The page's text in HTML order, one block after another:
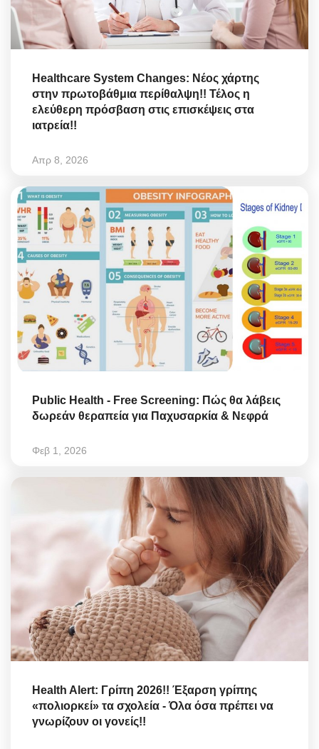
Healthcare System Changes: Νέος χάρτης
στην πρωτοβάθμια περίθαλψη!! Τέλος η
ελεύθερη πρόσβαση στις επισκέψεις στα
ιατρεία!!
Απρ 8, 2026
Public Health - Free Screening: Πώς θα λάβεις
δωρεάν θεραπεία για Παχυσαρκία & Νεφρά
Φεβ 1, 2026
Health Alert: Γρίπη 2026!! Έξαρση γρίπης
«πολιορκεί» τα σχολεία - Όλα όσα πρέπει να
γνωρίζουν οι γονείς!!